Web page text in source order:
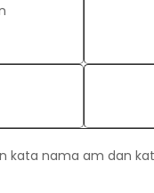
kata nama am dan